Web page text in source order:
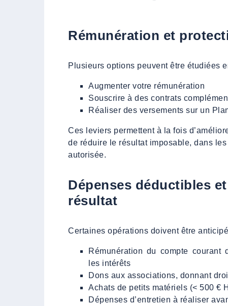
Rémunération et
Plusieurs options peuvent être étudiées
Augmenter votre rémunération
Souscrire à des contrats
Réaliser des versements sur un
Ces leviers permettent à la fois
de réduire le résultat imposable, dans
autorisée.
Dépenses déductibles
résultat
Certaines opérations doivent être
Rémunération du compte courant
les intérêts
Dons aux associations, donnant
Achats de petits matériels (< 500 €
Dépenses d’entretien à réaliser